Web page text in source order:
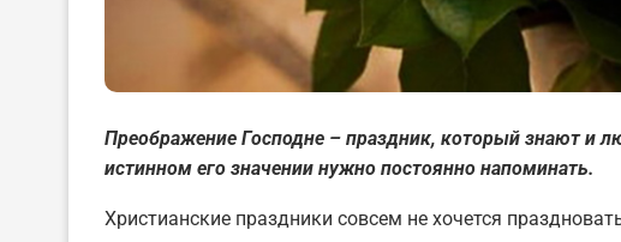
Преображение Господне – праздник, который знают и
истинном его значении нужно постоянно напоминать.
Христианские праздники совсем не хочется